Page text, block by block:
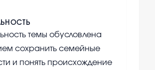
темы обусловлена
сохранить семейные
и понять происхождение